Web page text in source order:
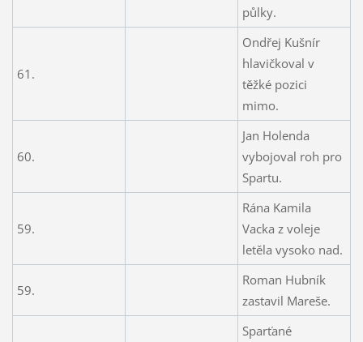
půlky.
61.
Ondřej Kušnír
hlavičkoval v
těžké pozici
mimo.
60.
Jan Holenda
vybojoval roh pro
Spartu.
59.
Rána Kamila
Vacka z voleje
letěla vysoko nad.
59.
Roman Hubník
zastavil Mareše.
Sparťané